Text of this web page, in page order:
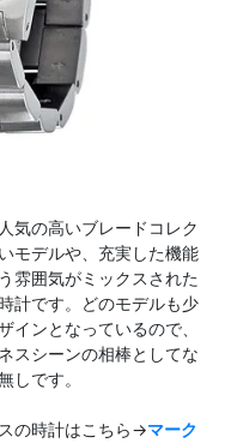
気の高いブレードコレク
モデルや、充実した機能
雰囲気がミックスされた
計です。どのモデルも少
インとなっているので、
スシーンの相棒としてな
しです。
の時計はこちら→マーク